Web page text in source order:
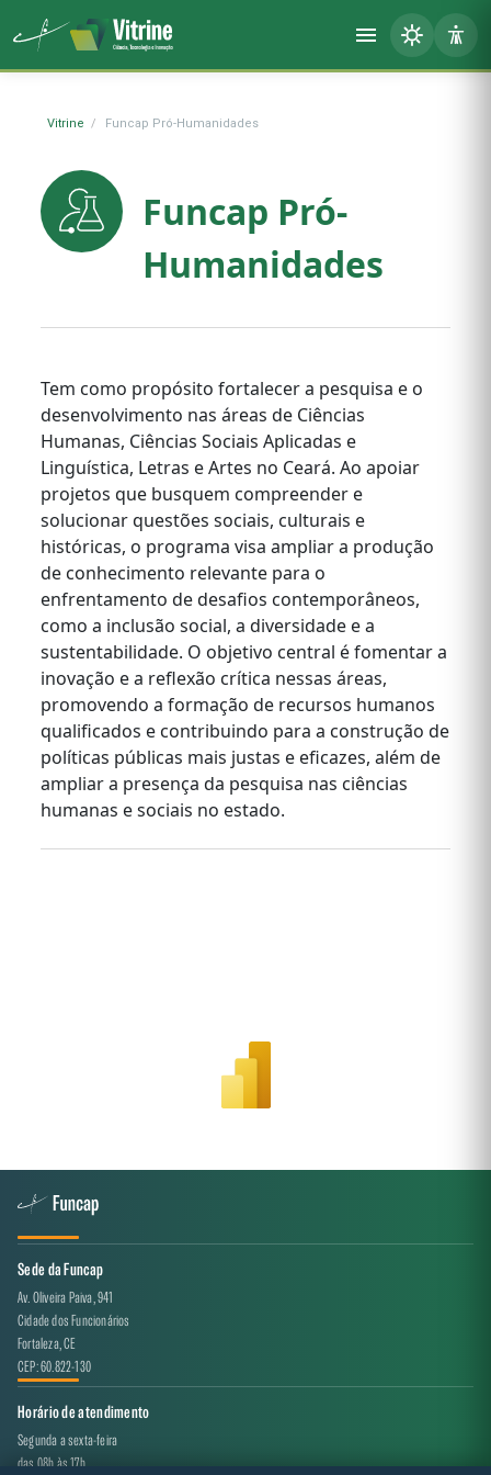
Vitrine Funcap Pró-Humanidades
Funcap Pró-
Humanidades
Tem como propósito fortalecer a pesquisa e o
desenvolvimento nas áreas de Ciências
Humanas, Ciências Sociais Aplicadas e
Linguística, Letras e Artes no Ceará. Ao apoiar
projetos que busquem compreender e
solucionar questões sociais, culturais e
históricas, o programa visa ampliar a produção
de conhecimento relevante para o
enfrentamento de desafios contemporâneos,
como a inclusão social, a diversidade e a
sustentabilidade. O objetivo central é fomentar a
inovação e a reflexão crítica nessas áreas,
promovendo a formação de recursos humanos
qualificados e contribuindo para a construção de
políticas públicas mais justas e eficazes, além de
ampliar a presença da pesquisa nas ciências
humanas e sociais no estado.
Sede da Funcap
Av. Oliveira Paiva, 941
Cidade dos Funcionários
Fortaleza, CE
CEP: 60.822-130
Horário de atendimento
Segunda a sexta-feira
das 08h às 17h